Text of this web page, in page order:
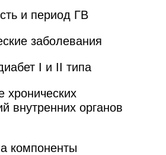
и период ГВ
заболевания
I и II типа
хронических
внутренних органов
компоненты